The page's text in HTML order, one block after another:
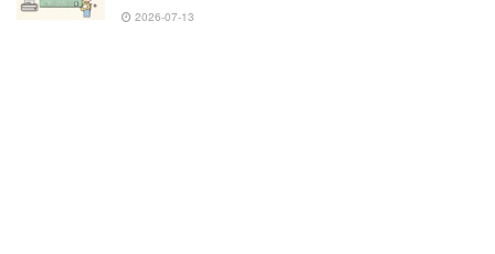
2026-07-13